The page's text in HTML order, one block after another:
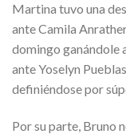
Martina tuvo una
ante Camila
domingo ganándole
ante Yoselyn
definiéndose por
Por su parte, Bruno